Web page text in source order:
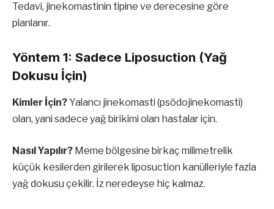
Tedavi, jinekomastinin tipine ve derecesine göre
planlanır.
Yöntem 1: Sadece Liposuction (Yağ
Dokusu İçin)
Kimler İçin?Yalancı jinekomasti (psödojinekomasti)
olan, yani sadece yağ birikimi olan hastalar için.
Nasıl Yapılır? Meme bölgesine birkaç milimetrelik
küçük kesilerden girilerek liposuction kanülleriyle fazla
yağ dokusu çekilir. İz neredeyse hiç kalmaz.